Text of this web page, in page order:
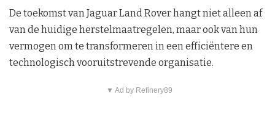
De toekomst van Jaguar Land Rover hangt niet alleen af
van de huidige herstelmaatregelen, maar ook van hun
vermogen om te transformeren in een efficiëntere en
technologisch vooruitstrevende organisatie.
▼ Ad by Refinery89